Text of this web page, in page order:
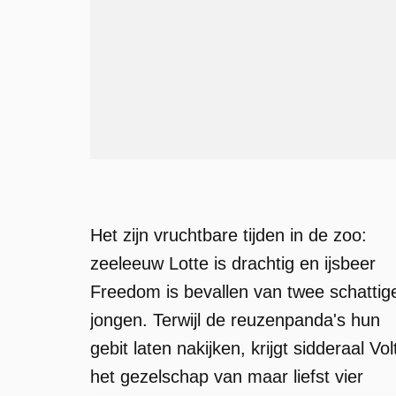
Het zijn vruchtbare tijden in de zoo:
zeeleeuw Lotte is drachtig en ijsbeer
Freedom is bevallen van twee
jongen. Terwijl de reuzenpanda's hun
gebit laten nakijken, krijgt sidderaal
het gezelschap van maar liefst vier